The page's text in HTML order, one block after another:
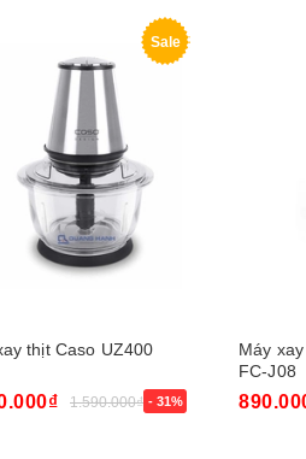
Sale
thịt Caso UZ400
1.590.000₫ - 31%
Máy
FC-J08